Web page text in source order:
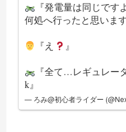
『発電量は同じで
何処へ行ったと思います
『え 』
『全て…レギュレー
k』
— ろみ@初心者ライダー